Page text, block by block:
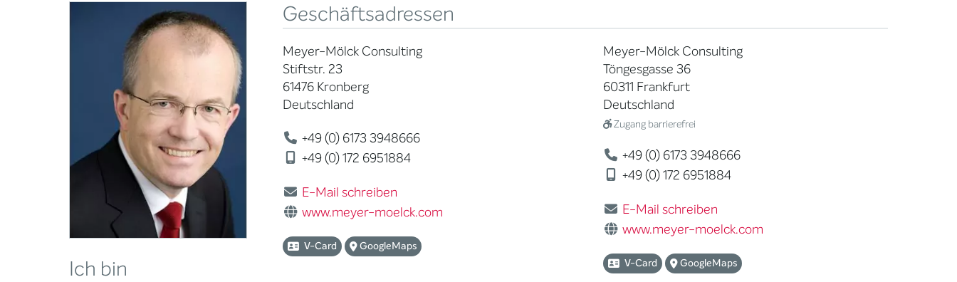
Ich bin
Geschäftsadressen
Meyer-Mölck Consulting
Stiftstr. 23
61476 Kronberg
Deutschland
+49 (0) 6173 3948666
+49 (0) 172 6951884
E-Mail schreiben
www.meyer-moelck.com
V-Card GoogleMaps
Meyer-Mölck Consulting
Töngesgasse 36
60311 Frankfurt
Deutschland
Zugang barrierefrei
+49 (0) 6173 3948666
+49 (0) 172 6951884
E-Mail schreiben
www.meyer-moelck.com
V-Card GoogleMaps